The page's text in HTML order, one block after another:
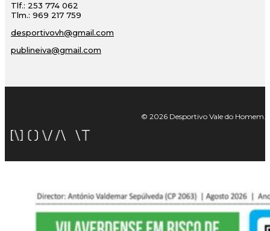
Tlf.: 253 774 062
Tlm.: 969 217 759
desportivovh@gmail.com
publineiva@gmail.com
© 2026 Desportivo Vale do Homem.